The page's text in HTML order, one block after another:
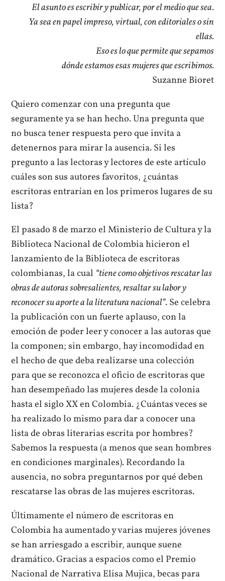
El asunto es escribir y publicar, por el medio que sea.
Ya sea en papel impreso, virtual, con editoriales o sin
ellas.
Eso es lo que permite que sepamos
dónde estamos esas mujeres que escribimos.
Suzanne Bioret
Quiero comenzar con una pregunta que
seguramente ya se han hecho. Una pregunta que
no busca tener respuesta pero que invita a
detenernos para mirar la ausencia. Si les
pregunto a las lectoras y lectores de este artículo
cuáles son sus autores favoritos, ¿cuántas
escritoras entrarían en los primeros lugares de su
lista?
El pasado 8 de marzo el Ministerio de Cultura y la
Biblioteca Nacional de Colombia hicieron el
lanzamiento de la Biblioteca de escritoras
colombianas, la cual “tiene como objetivos rescatar las
obras de autoras sobresalientes, resaltar su labor y
reconocer su aporte a la literatura nacional”. Se celebra
la publicación con un fuerte aplauso, con la
emoción de poder leer y conocer a las autoras que
la componen; sin embargo, hay incomodidad en
el hecho de que deba realizarse una colección
para que se reconozca el oficio de escritoras que
han desempeñado las mujeres desde la colonia
hasta el siglo XX en Colombia. ¿Cuántas veces se
ha realizado lo mismo para dar a conocer una
lista de obras literarias escrita por hombres?
Sabemos la respuesta (a menos que sean hombres
en condiciones marginales). Recordando la
ausencia, no sobra preguntarnos por qué deben
rescatarse las obras de las mujeres escritoras.
Últimamente el número de escritoras en
Colombia ha aumentado y varias mujeres jóvenes
se han arriesgado a escribir, aunque suene
dramático. Gracias a espacios como el Premio
Nacional de Narrativa Elisa Mujica, becas para